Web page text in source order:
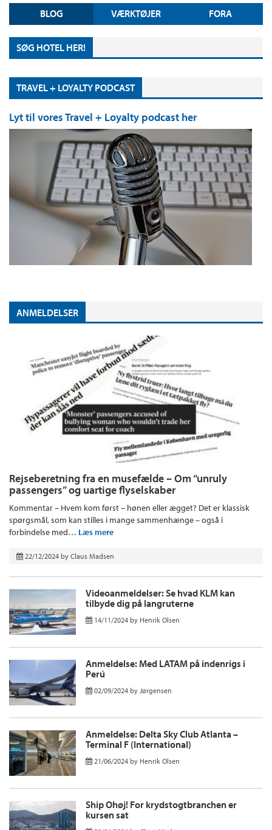
BLOG VÆRKTØJER FORA
SØG HOTEL HER!
TRAVEL + LOYALTY PODCAST
Lyt til vores Travel + Loyalty podcast her
ANMELDELSER
Rejseberetning fra en musefælde – Om “unruly
passengers” og uartige flyselskaber
Kommentar – Hvem kom først – hønen eller ægget? Det er klassisk
spørgsmål, som kan stilles i mange sammenhænge – også i
forbindelse med… Læs mere
22/12/2024 by Claus Madsen
Videoanmeldelser: Se hvad KLM kan
tilbyde dig på langruterne
14/11/2024 by Henrik Olsen
Anmeldelse: Med LATAM på indenrigs i
Perú
02/09/2024 by Jørgensen
Anmeldelse: Delta Sky Club Atlanta –
Terminal F (International)
21/06/2024 by Henrik Olsen
Ship Ohøj! For krydstogtbranchen er
kursen sat